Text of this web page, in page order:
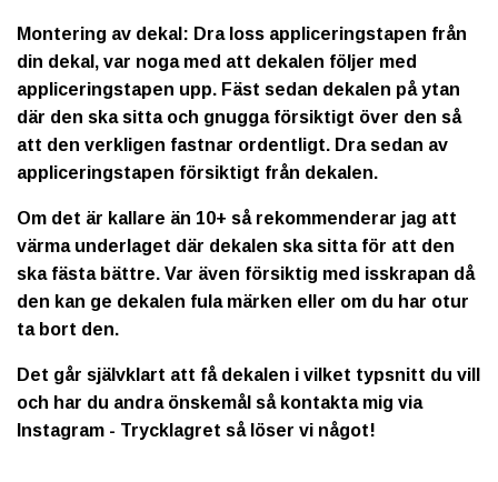
Montering av dekal: Dra loss appliceringstapen från
din dekal, var noga med att dekalen följer med
appliceringstapen upp. Fäst sedan dekalen på ytan
där den ska sitta och gnugga försiktigt över den så
att den verkligen fastnar ordentligt. Dra sedan av
appliceringstapen försiktigt från dekalen.
Om det är kallare än 10+ så rekommenderar jag att
värma underlaget där dekalen ska sitta för att den
ska fästa bättre. Var även försiktig med isskrapan då
den kan ge dekalen fula märken eller om du har otur
ta bort den.
Det går självklart att få dekalen i vilket typsnitt du vill
och har du andra önskemål så kontakta mig via
Instagram - Trycklagret så löser vi något!